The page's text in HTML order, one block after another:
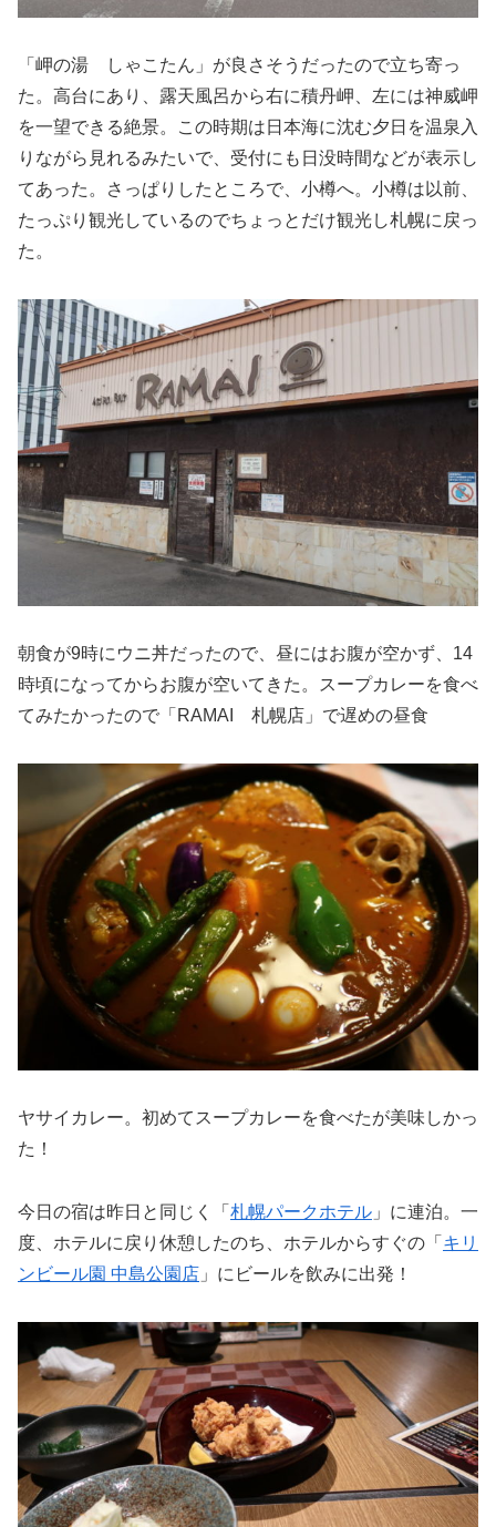
「岬の湯 しゃこたん」が良さそうだったので立ち寄っ
た。高台にあり、露天風呂から右に積丹岬、左には神威岬
を一望できる絶景。この時期は日本海に沈む夕日を温泉入
りながら見れるみたいで、受付にも日没時間などが表示し
てあった。さっぱりしたところで、小樽へ。小樽は以前、
たっぷり観光しているのでちょっとだけ観光し札幌に戻っ
た。
朝食が9時にウニ丼だったので、昼にはお腹が空かず、14
時頃になってからお腹が空いてきた。スープカレーを食べ
てみたかったので「RAMAI 札幌店」で遅めの昼食
ヤサイカレー。初めてスープカレーを食べたが美味しかっ
た！
今日の宿は昨日と同じく「 札幌パークホテル 」に連泊。一
度、ホテルに戻り休憩したのち、ホテルからすぐの「 キリ
ンビール園 中島公園店 」にビールを飲みに出発！